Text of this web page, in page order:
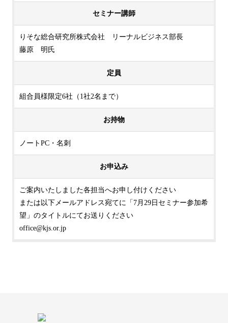
セミナー講師
りそな総合研究所株式会社 リーナルビジネス部長
藤原 明氏
定員
組合員様限定6社（1社2名まで）
お持物
ノートPC・名刺
お申込み
ご案内いたしました各担当へお申し付けください
または以下メールアドレス宛てに「7月29日セミナー参加希
望」のタイトルにてお送りください
office@kjs.or.jp